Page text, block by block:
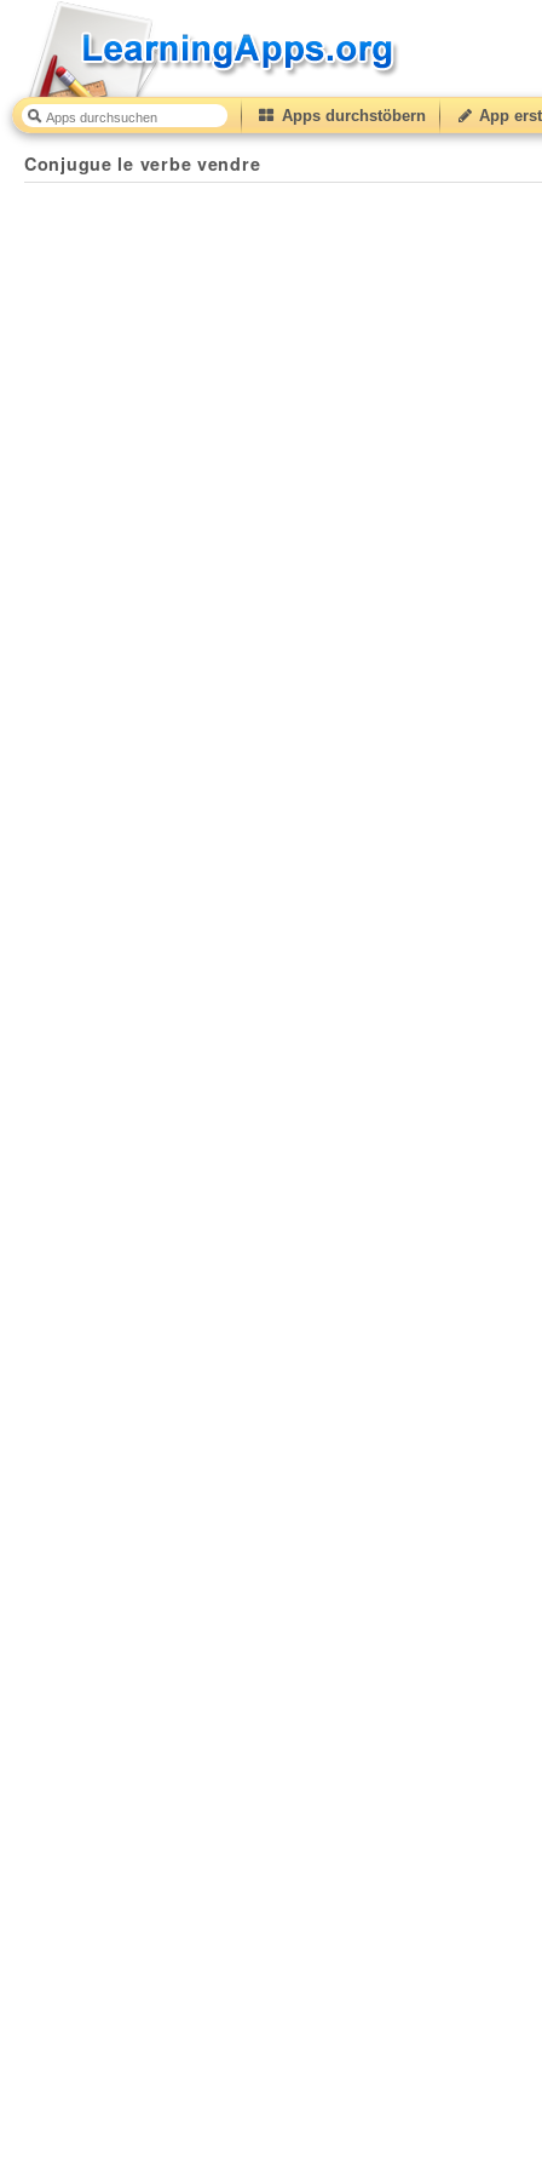
Apps durchstöbern App
Conjugue le verbe vendre